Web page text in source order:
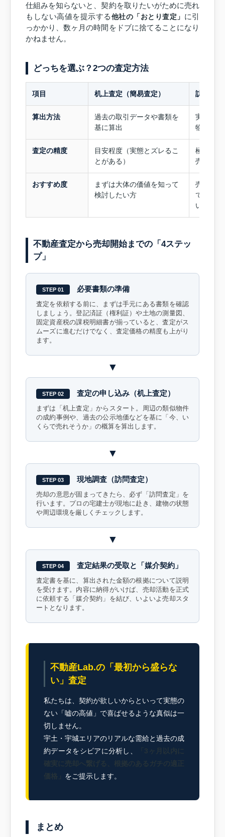
仕組みを知らないと、契約を取りたいがために売れ
もしない高値を提示する他社の「おとり査定」 に引
っかかり、数ヶ月の時間をドブに捨てることになり
かねません。
どっちを選ぶ？2つの査定方法
項目 机上査定（簡易査定） 訪問査
算出方法
過去の取引データや書類を
基に算出
実際に
物件の
査定の精度
目安程度（実態とズレるこ
とがある）
極めて
売り出
おすすめ度
まずは大体の価値を知って
検討したい方
売却す
ており
い方
不動産査定から売却開始までの「4ステッ
プ」
STEP 01 必要書類の準備
査定を依頼する前に、まずは手元にある書類を確認
しましょう。登記済証（権利証）や土地の測量図、
固定資産税の課税明細書が揃っていると、査定がス
ムーズに進むだけでなく、査定価格の精度も上がり
ます。
▼
STEP 02 査定の申し込み（机上査定）
まずは「机上査定」からスタート。周辺の類似物件
の成約事例や、過去の公示地価などを基に「今、い
くらで売れそうか」の概算を算出します。
▼
STEP 03 現地調査（訪問査定）
売却の意思が固まってきたら、必ず「訪問査定」を
行います。プロの宅建士が現地に赴き、建物の状態
や周辺環境を厳しくチェックします。
▼
STEP 04 査定結果の受取と「媒介契約」
査定書を基に、算出された金額の根拠について説明
を受けます。内容に納得がいけば、売却活動を正式
に依頼する「媒介契約」を結び、いよいよ売却スタ
ートとなります。
不動産Lab.の「最初から盛らな
い」査定
私たちは、契約が欲しいからといって実態の
ない「嘘の高値」で喜ばせるような真似は一
切しません。
宇土・宇城エリアのリアルな需給と過去の成
約データをシビアに分析し、
「3ヶ月以内に
確実に売却へ繋げる、根拠のあるガチの適正
価格」 をご提示します。
まとめ